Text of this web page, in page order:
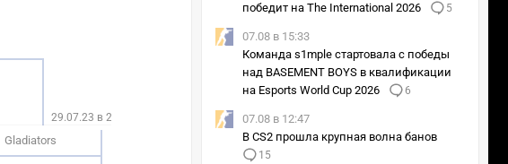
29.07.23 в 20:45
Gladiators
2
победит на The International 2026
5
07.08 в 15:33
Команда s1mple стартовала с победы
над BASEMENT BOYS в квалификации
на Esports World Cup 2026
6
07.08 в 12:47
В CS2 прошла крупная волна банов
15